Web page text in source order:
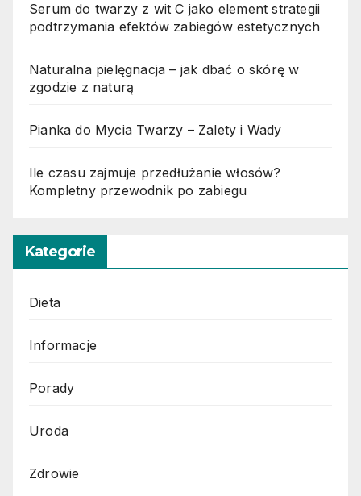
Serum do twarzy z wit C jako element strategii
podtrzymania efektów zabiegów estetycznych
Naturalna pielęgnacja – jak dbać o skórę w
zgodzie z naturą
Pianka do Mycia Twarzy – Zalety i Wady
Ile czasu zajmuje przedłużanie włosów?
Kompletny przewodnik po zabiegu
Kategorie
Dieta
Informacje
Porady
Uroda
Zdrowie